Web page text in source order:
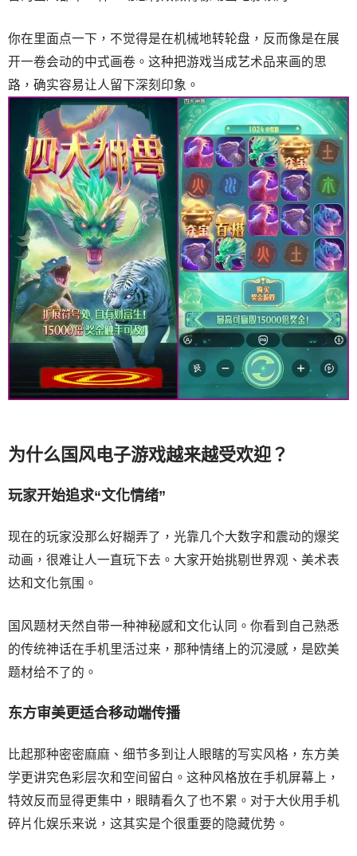
你在里面点一下，不觉得是在机械地转轮盘，反而像是在展
开一卷会动的中式画卷。这种把游戏当成艺术品来画的思
路，确实容易让人留下深刻印象。
为什么国风电子游戏越来越受欢迎？
玩家开始追求“文化情绪”
现在的玩家没那么好糊弄了，光靠几个大数字和震动的爆奖
动画，很难让人一直玩下去。大家开始挑剔世界观、美术表
达和文化氛围。
国风题材天然自带一种神秘感和文化认同。你看到自己熟悉
的传统神话在手机里活过来，那种情绪上的沉浸感，是欧美
题材给不了的。
东方审美更适合移动端传播
比起那种密密麻麻、细节多到让人眼瞎的写实风格，东方美
学更讲究色彩层次和空间留白。这种风格放在手机屏幕上，
特效反而显得更集中，眼睛看久了也不累。对于大伙用手机
碎片化娱乐来说，这其实是个很重要的隐藏优势。